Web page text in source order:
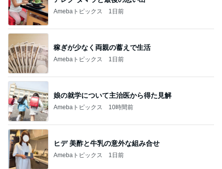
Amebaトピックス 1日前
稼ぎが少なく両親の蓄えで生活
Amebaトピックス 1日前
娘の就学について主治医から得た見解
Amebaトピックス 10時間前
ヒデ 美酢と牛乳の意外な組み合せ
Amebaトピックス 1日前